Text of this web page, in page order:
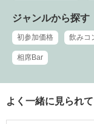
ジャンルから探す
初参加価格 飲みコ
相席Bar
よく一緒に見られ